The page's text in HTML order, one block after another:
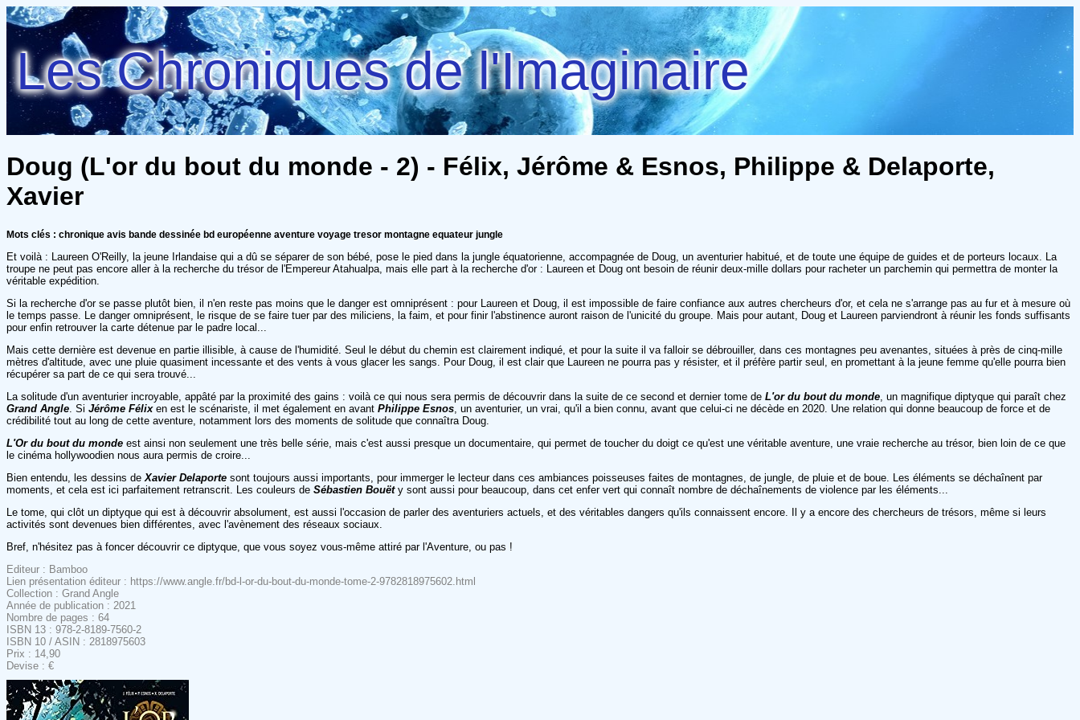
Les Chroniques de l'Imaginaire
Doug (L'or du bout du monde - 2) - Félix, Jérôme & Esnos, Philippe & Delaporte,
Xavier
Mots clés : chronique avis bande dessinée bd européenne aventure voyage tresor montagne equateur jungle
Et voilà : Laureen O'Reilly, la jeune Irlandaise qui a dû se séparer de son bébé, pose le pied dans la jungle équatorienne, accompagnée de Doug, un aventurier habitué, et de toute une équipe de guides et de porteurs locaux. La
troupe ne peut pas encore aller à la recherche du trésor de l'Empereur Atahualpa, mais elle part à la recherche d'or : Laureen et Doug ont besoin de réunir deux-mille dollars pour racheter un parchemin qui permettra de monter la
véritable expédition.
Si la recherche d'or se passe plutôt bien, il n'en reste pas moins que le danger est omniprésent : pour Laureen et Doug, il est impossible de faire confiance aux autres chercheurs d'or, et cela ne s'arrange pas au fur et à mesure où
le temps passe. Le danger omniprésent, le risque de se faire tuer par des miliciens, la faim, et pour finir l'abstinence auront raison de l'unicité du groupe. Mais pour autant, Doug et Laureen parviendront à réunir les fonds suffisants
pour enfin retrouver la carte détenue par le padre local...
Mais cette dernière est devenue en partie illisible, à cause de l'humidité. Seul le début du chemin est clairement indiqué, et pour la suite il va falloir se débrouiller, dans ces montagnes peu avenantes, situées à près de cinq-mille
mètres d'altitude, avec une pluie quasiment incessante et des vents à vous glacer les sangs. Pour Doug, il est clair que Laureen ne pourra pas y résister, et il préfère partir seul, en promettant à la jeune femme qu'elle pourra bien
récupérer sa part de ce qui sera trouvé...
La solitude d'un aventurier incroyable, appâté par la proximité des gains : voilà ce qui nous sera permis de découvrir dans la suite de ce second et dernier tome de L'or du bout du monde , un magnifique diptyque qui paraît chez
Grand Angle . Si Jérôme Félixen est le scénariste, il met également en avant Philippe Esnos , un aventurier, un vrai, qu'il a bien connu, avant que celui-ci ne décède en 2020. Une relation qui donne beaucoup de force et de
crédibilité tout au long de cette aventure, notamment lors des moments de solitude que connaîtra Doug.
L'Or du bout du monde est ainsi non seulement une très belle série, mais c'est aussi presque un documentaire, qui permet de toucher du doigt ce qu'est une véritable aventure, une vraie recherche au trésor, bien loin de ce que
le cinéma hollywoodien nous aura permis de croire...
Bien entendu, les dessins de Xavier Delaporte sont toujours aussi importants, pour immerger le lecteur dans ces ambiances poisseuses faites de montagnes, de jungle, de pluie et de boue. Les éléments se déchaînent par
moments, et cela est ici parfaitement retranscrit. Les couleurs de Sébastien Bouëty sont aussi pour beaucoup, dans cet enfer vert qui connaît nombre de déchaînements de violence par les éléments...
Le tome, qui clôt un diptyque qui est à découvrir absolument, est aussi l'occasion de parler des aventuriers actuels, et des véritables dangers qu'ils connaissent encore. Il y a encore des chercheurs de trésors, même si leurs
activités sont devenues bien différentes, avec l'avènement des réseaux sociaux.
Bref, n'hésitez pas à foncer découvrir ce diptyque, que vous soyez vous-même attiré par l'Aventure, ou pas !
Editeur : Bamboo
Lien présentation éditeur : https://www.angle.fr/bd-l-or-du-bout-du-monde-tome-2-9782818975602.html
Collection : Grand Angle
Année de publication : 2021
Nombre de pages : 64
ISBN 13 : 978-2-8189-7560-2
ISBN 10 / ASIN : 2818975603
Prix : 14,90
Devise : €